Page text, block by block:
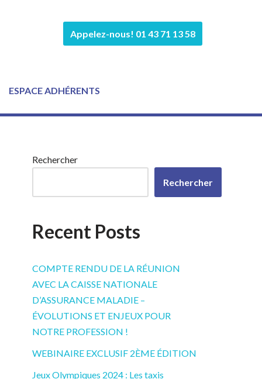
Appelez-nous! 01 43 71 13 58
ESPACE ADHÉRENTS
Rechercher
Rechercher
Recent Posts
COMPTE RENDU DE LA RÉUNION
AVEC LA CAISSE NATIONALE
D’ASSURANCE MALADIE –
ÉVOLUTIONS ET ENJEUX POUR
NOTRE PROFESSION !
WEBINAIRE EXCLUSIF 2ÈME ÉDITION
Jeux Olympiques 2024 : Les taxis